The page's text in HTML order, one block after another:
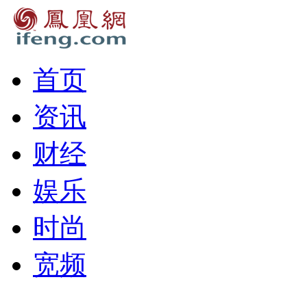
首页
资讯
财经
娱乐
时尚
宽频